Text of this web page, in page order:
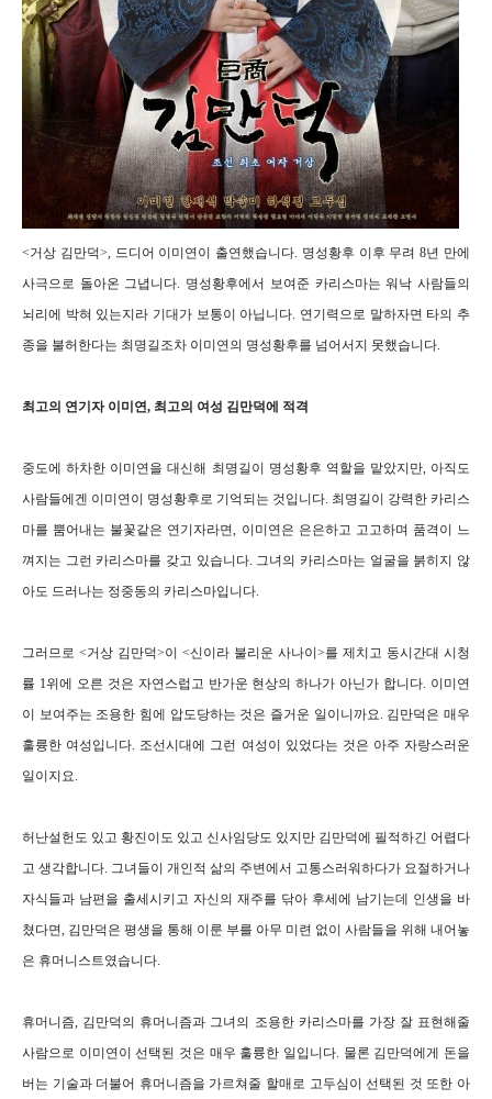
<거상 김만덕>, 드디어 이미연이 출연했습니다. 명성황후 이후 무려 8년 만에
사극으로 돌아온 그녑니다. 명성황후에서 보여준 카리스마는 워낙 사람들의
뇌리에 박혀 있는지라 기대가 보통이 아닙니다. 연기력으로 말하자면 타의 추
종을 불허한다는 최명길조차 이미연의 명성황후를 넘어서지 못했습니다.
최고의 연기자 이미연, 최고의 여성 김만덕에 적격
중도에 하차한 이미연을 대신해 최명길이 명성황후 역할을 맡았지만, 아직도
사람들에겐 이미연이 명성황후로 기억되는 것입니다. 최명길이 강력한 카리스
마를 뿜어내는 불꽃같은 연기자라면, 이미연은 은은하고 고고하며 품격이 느
껴지는 그런 카리스마를 갖고 있습니다. 그녀의 카리스마는 얼굴을 붉히지 않
아도 드러나는 정중동의 카리스마입니다.
그러므로 <거상 김만덕>이 <신이라 불리운 사나이>를 제치고 동시간대 시청
률 1위에 오른 것은 자연스럽고 반가운 현상의 하나가 아닌가 합니다. 이미연
이 보여주는 조용한 힘에 압도당하는 것은 즐거운 일이니까요. 김만덕은 매우
훌륭한 여성입니다. 조선시대에 그런 여성이 있었다는 것은 아주 자랑스러운
일이지요.
허난설헌도 있고 황진이도 있고 신사임당도 있지만 김만덕에 필적하긴 어렵다
고 생각합니다. 그녀들이 개인적 삶의 주변에서 고통스러워하다가 요절하거나
자식들과 남편을 출세시키고 자신의 재주를 닦아 후세에 남기는데 인생을 바
쳤다면, 김만덕은 평생을 통해 이룬 부를 아무 미련 없이 사람들을 위해 내어놓
은 휴머니스트였습니다.
휴머니즘, 김만덕의 휴머니즘과 그녀의 조용한 카리스마를 가장 잘 표현해줄
사람으로 이미연이 선택된 것은 매우 훌륭한 일입니다. 물론 김만덕에게 돈을
버는 기술과 더불어 휴머니즘을 가르쳐줄 할매로 고두심이 선택된 것 또한 아